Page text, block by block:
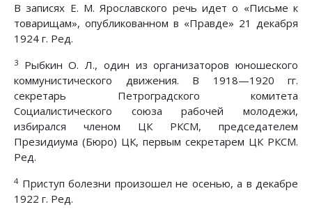
В записях Е. М. Ярославского речь идет о «Письме к
товарищам», опубликованном в «Правде» 21 декабря
1924 г. Ред.
3
Рыбкин О. Л., один из организаторов юношеского
коммунистического движения. В 1918—1920 гг.
секретарь Петроградского комитета
Социалистического союза рабочей молодежи,
избирался членом ЦК РКСМ, председателем
Президиума (Бюро) ЦК, первым секретарем ЦК РКСМ.
Ред.
4Приступ болезни произошел не осенью, а в декабре
1922 г. Ред.